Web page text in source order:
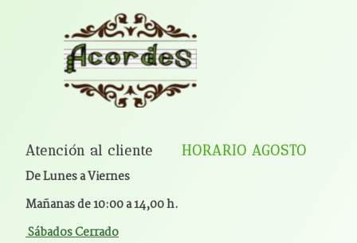
Atención al cliente HORARIO AGOSTO
De Lunes a Viernes
Mañanas de 10:00 a 14,00 h.
Sábados Cerrado